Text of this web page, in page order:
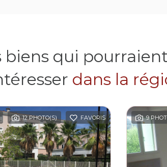
biens qui
dans la
12 PHOTO(S) FAVORIS 9